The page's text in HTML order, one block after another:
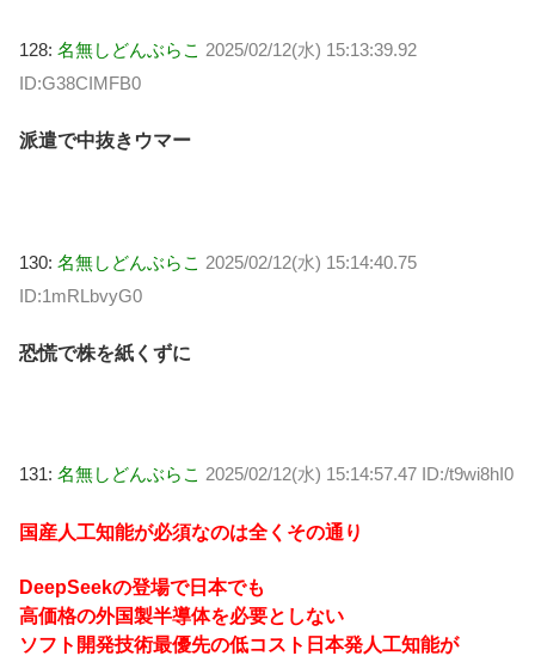
128: 名無しどんぶらこ 2025/02/12(水) 15:13:39.92
ID:G38CIMFB0
派遣で中抜きウマー
130: 名無しどんぶらこ 2025/02/12(水) 15:14:40.75
ID:1mRLbvyG0
恐慌で株を紙くずに
131: 名無しどんぶらこ 2025/02/12(水) 15:14:57.47 ID:/t9wi8hI0
国産人工知能が必須なのは全くその通り
DeepSeekの登場で日本でも
高価格の外国製半導体を必要としない
ソフト開発技術最優先の低コスト日本発人工知能が